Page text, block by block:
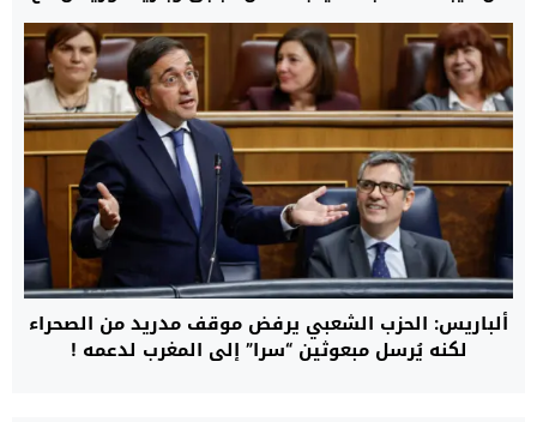
مناشداتها وتدعو إلى تحرك أوسع لإنهاء معاناته
ألباريس: الحزب الشعبي يرفض موقف مدريد من الصحراء
لكنه يُرسل مبعوثين “سرا” إلى المغرب لدعمه !